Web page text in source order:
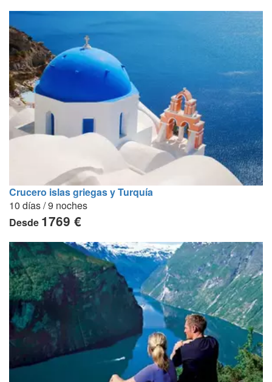
Crucero islas griegas y Turquía
10 días / 9 noches
Desde 1769 €